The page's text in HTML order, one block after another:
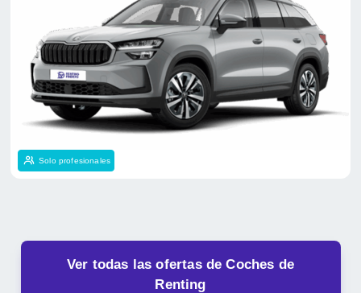
Solo profesionales
Ver todas las ofertas de Coches de
Renting